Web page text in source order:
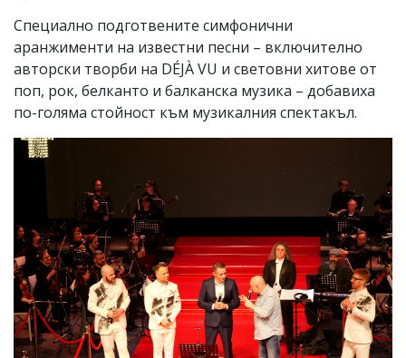
Специално подготвените симфонични
аранжименти на известни песни – включително
авторски творби на DÉJÀ VU и световни хитове от
поп, рок, белканто и балканска музика – добавиха
по-голяма стойност към музикалния спектакъл.